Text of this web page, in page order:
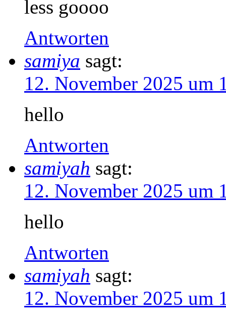
less goooo
Antworten
samiya sagt:
12. November 2025 um
hello
Antworten
samiyah sagt:
12. November 2025 um
hello
Antworten
samiyah sagt:
12. November 2025 um